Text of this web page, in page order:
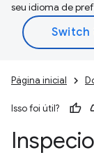
seu idioma de
Página inicial
Isso foi útil?